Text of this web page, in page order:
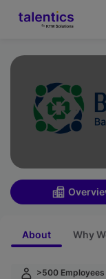
About Why
>500 Employees